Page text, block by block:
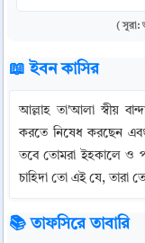
( সূরা:
📖 ইবন কাসির
আল্লাহ তা'আলা স্বীয়
করতে নিষেধ করছেন
তবে তোমরা ইহকালে ও
চাহিদা তো এই যে, তারা
📚 তাফসিরে তাবারি